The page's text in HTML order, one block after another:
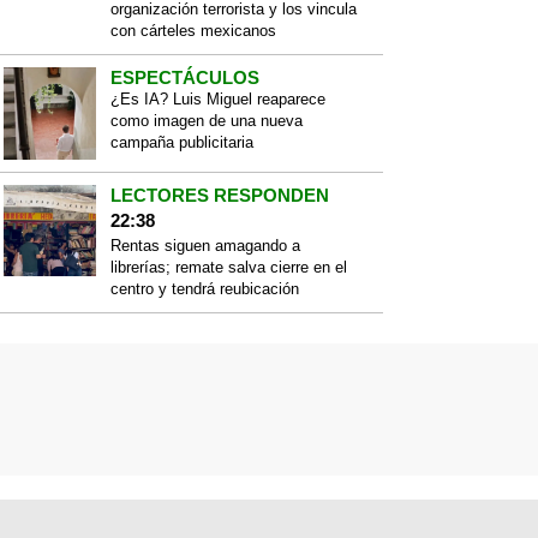
organización terrorista y los vincula
con cárteles mexicanos
ESPECTÁCULOS
¿Es IA? Luis Miguel reaparece
como imagen de una nueva
campaña publicitaria
LECTORES RESPONDEN
22:38
Rentas siguen amagando a
librerías; remate salva cierre en el
centro y tendrá reubicación